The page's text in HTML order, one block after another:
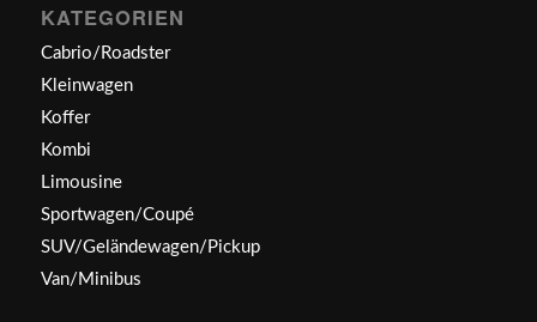
KATEGORIEN
Cabrio/Roadster
Kleinwagen
Koffer
Kombi
Limousine
Sportwagen/Coupé
SUV/Geländewagen/Pickup
Van/Minibus